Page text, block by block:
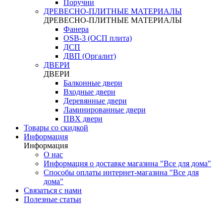
Поручни
ДРЕВЕСНО-ПЛИТНЫЕ МАТЕРИАЛЫ
ДРЕВЕСНО-ПЛИТНЫЕ МАТЕРИАЛЫ
Фанера
OSB-3 (ОСП плита)
ДСП
ДВП (Оргалит)
ДВЕРИ
ДВЕРИ
Балконные двери
Входные двери
Деревянные двери
Ламинированные двери
ПВХ двери
Товары со скидкой
Информация
Информация
О нас
Информация о доставке магазина "Все для дома"
Способы оплаты интернет-магазина "Все для
дома"
Связаться с нами
Полезные статьи